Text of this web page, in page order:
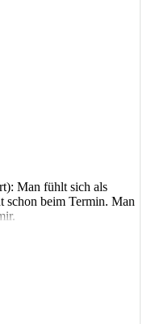
Man fühlt sich als
schon beim Termin. Man